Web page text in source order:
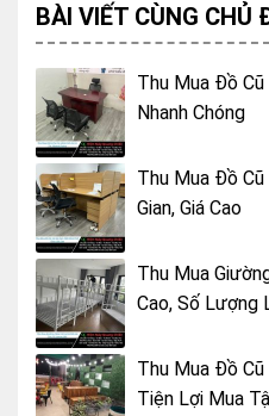
BÀI VIẾT CÙNG CHỦ
Thu Mua Đồ
Nhanh Chóng
Thu Mua Đồ
Gian, Giá Cao
Thu Mua
Cao, Số Lượng
Thu Mua Đồ Cũ
Tiện Lợi Mua